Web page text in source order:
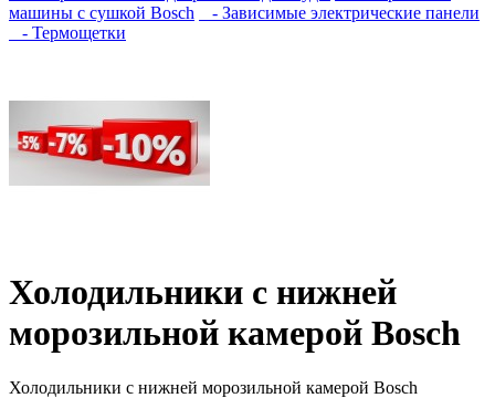
машины с сушкой Bosch
- Зависимые электрические панели
- Термощетки
Холодильники с нижней
морозильной камерой Bosch
Холодильники с нижней морозильной камерой Bosch